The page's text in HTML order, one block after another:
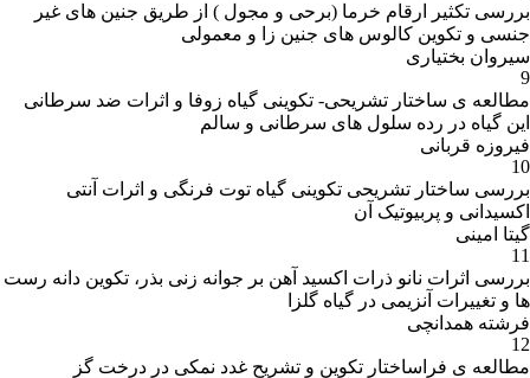
بررسی تکثیر ارقام خرما (برحی و مجول ) از طریق جنین های غیر
جنسی و تکوین کالوس های جنین زا و معمولی
سیروان بختیاری
9
مطالعه ی ساختار تشریحی- تکوینی گیاه زوفا و اثرات ضد سرطانی
این گیاه در رده سلول های سرطانی و سالم
فیروزه قربانی
10
بررسی ساختار تشریحی تکوینی گیاه توت فرنگی و اثرات آنتی
اکسیدانی و پربیوتیک آن
گیتا امینی
11
بررسی اثرات نانو ذرات اکسید آهن بر جوانه زنی بذر، تکوین دانه رست
ها و تغییرات آنزیمی در گیاه گلزا
فرشته همدانچی
12
مطالعه ی فراساختار تکوین و تشریح غدد نمکی در درخت گز